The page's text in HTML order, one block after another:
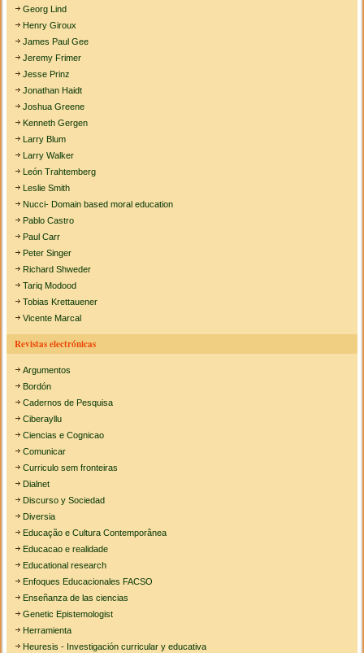
Georg Lind
Henry Giroux
James Paul Gee
Jeremy Frimer
Jesse Prinz
Jonathan Haidt
Joshua Greene
Kenneth Gergen
Larry Blum
Larry Walker
León Trahtemberg
Leslie Smith
Nucci- Domain based moral education
Pablo Castro
Paul Carr
Peter Singer
Richard Shweder
Tariq Modood
Tobias Krettauener
Vicente Marcal
Revistas electrónicas
Argumentos
Bordón
Cadernos de Pesquisa
Ciberayllu
Ciencias e Cognicao
Comunicar
Curriculo sem fronteiras
Dialnet
Discurso y Sociedad
Diversia
Educação e Cultura Contemporânea
Educacao e realidade
Educational research
Enfoques Educacionales FACSO
Enseñanza de las ciencias
Genetic Epistemologist
Herramienta
Heuresis - Investigación curricular y educativa